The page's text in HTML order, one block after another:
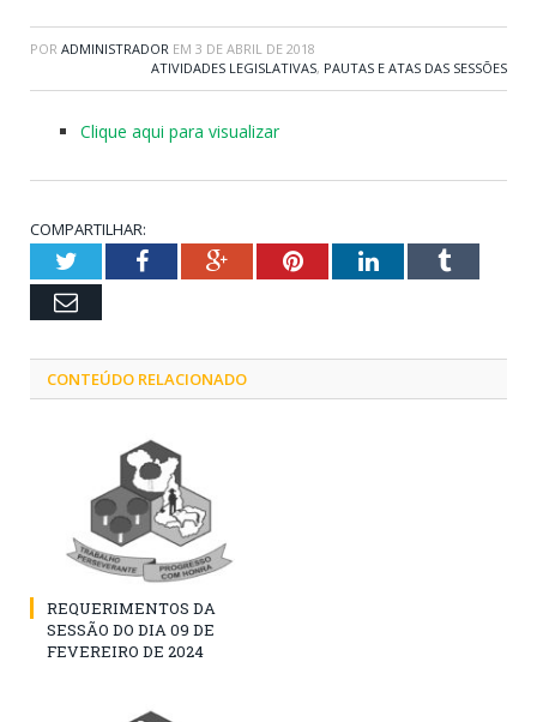
POR ADMINISTRADOR EM 3 DE ABRIL DE 2018
ATIVIDADES LEGISLATIVAS, PAUTAS E ATAS DAS SESSÕES
Clique aqui para visualizar
COMPARTILHAR:
TwitterFacebookGoogle+PinterestLinkedInTumblr
Email
CONTEÚDO RELACIONADO
REQUERIMENTOS DA
SESSÃO DO DIA 09 DE
FEVEREIRO DE 2024